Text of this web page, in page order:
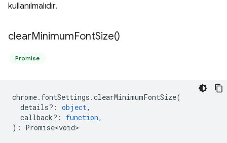
kullanılmalıdır.
clearMinimumFontSize()
Promise
chrome. fontSettings .clearMinimumFontSize(
details? : object,
callback? : function,
) : Promise<void>